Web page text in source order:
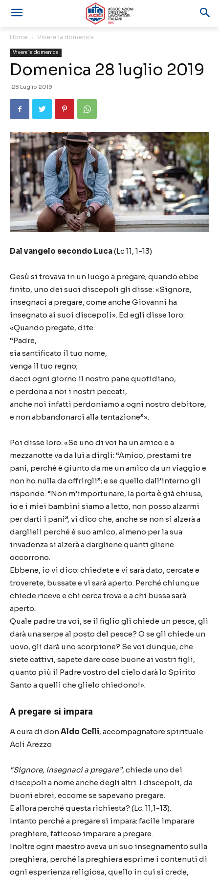
Home Vivere la domenica
Vivere la domenica
Domenica 28 luglio 2019
28 Luglio 2019
Dal vangelo secondo Luca(Lc 11, 1-13)
Gesù si trovava in un luogo a pregare; quando ebbe
finito, uno dei suoi discepoli gli disse: «Signore,
insegnaci a pregare, come anche Giovanni ha
insegnato ai suoi discepoli». Ed egli disse loro:
«Quando pregate, dite:
“Padre,
sia santificato il tuo nome,
venga il tuo regno;
dacci ogni giorno il nostro pane quotidiano,
e perdona a noi i nostri peccati,
anche noi infatti perdoniamo a ogni nostro debitore,
e non abbandonarci alla tentazione”».
Poi disse loro: «Se uno di voi ha un amico e a
mezzanotte va da lui a dirgli: “Amico, prestami tre
pani, perché è giunto da me un amico da un viaggio e
non ho nulla da offrirgli”; e se quello dall’interno gli
risponde: “Non m’importunare, la porta è già chiusa,
io e i miei bambini siamo a letto, non posso alzarmi
per darti i pani”, vi dico che, anche se non si alzerà a
darglieli perché è suo amico, almeno per la sua
invadenza si alzerà a dargliene quanti gliene
occorrono.
Ebbene, io vi dico: chiedete e vi sarà dato, cercate e
troverete, bussate e vi sarà aperto. Perché chiunque
chiede riceve e chi cerca trova e a chi bussa sarà
aperto.
Quale padre tra voi, se il figlio gli chiede un pesce, gli
darà una serpe al posto del pesce? O se gli chiede un
uovo, gli darà uno scorpione? Se voi dunque, che
siete cattivi, sapete dare cose buone ai vostri figli,
quanto più il Padre vostro del cielo darà lo Spirito
Santo a quelli che glielo chiedono!».
A pregare si impara
A cura di donAldo Celli, accompagnatore spirituale
Acli Arezzo
“Signore, insegnaci a pregare”, chiede uno dei
discepoli a nome anche degli altri. I discepoli, da
buoni ebrei, eccome se sapevano pregare.
E allora perché questa richiesta? (Lc. 11,1-13).
Intanto perché a pregare si impara: facile imparare
preghiere, faticoso imparare a pregare.
Inoltre ogni maestro aveva un suo insegnamento sulla
preghiera, perché la preghiera esprime i contenuti di
ogni esperienza religiosa, quello in cui si crede,